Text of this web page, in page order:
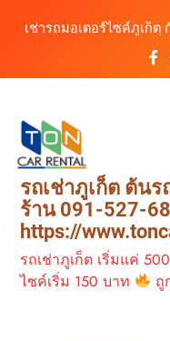
เช่ารถมอเตอร์ไซค์ภูเก็ต
ต้นรถเช่า ครบทุกฟังก์ชัน
รถ ตอบโจทย์ทุกการเดิน
สิงหาคม–ตุลาคม 2569
ต้นรถเช่าภูเก็ต บริการรถ
เดินทางสะดวกทุกเส้นทาง
เช่ารถมอเตอร์ไซค์ภูเก็ต
สะดวก ราคาประหยัด เ
ต้นรถเช่า ครบทุกฟังก์ชัน
รถ ตอบโจทย์ทุกการเดิน
รถเช่าภูเก็ต ต้นร
ร้าน 091-527-
https://
รถเช่าภูเก็ต เริ่มแค่
ไซค์เริ่ม 150 บาท
ถู